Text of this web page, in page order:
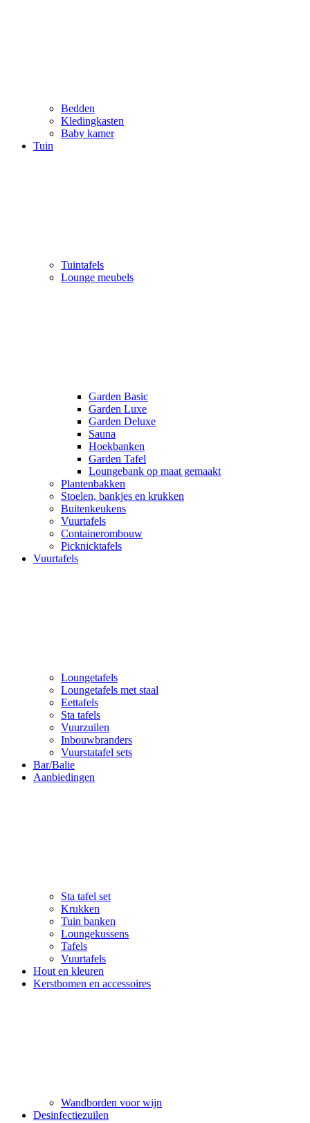
Bedden
Kledingkasten
Baby kamer
Tuin
Tuintafels
Lounge meubels
Garden Basic
Garden Luxe
Garden Deluxe
Sauna
Hoekbanken
Garden Tafel
Loungebank op maat gemaakt
Plantenbakken
Stoelen, bankjes en krukken
Buitenkeukens
Vuurtafels
Containerombouw
Picknicktafels
Vuurtafels
Loungetafels
Loungetafels met staal
Eettafels
Sta tafels
Vuurzuilen
Inbouwbranders
Vuurstatafel sets
Bar/Balie
Aanbiedingen
Sta tafel set
Krukken
Tuin banken
Loungekussens
Tafels
Vuurtafels
Hout en kleuren
Kerstbomen en accessoires
Wandborden voor wijn
Desinfectiezuilen